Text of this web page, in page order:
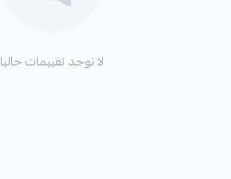
لا توجد تقييمات حاليا